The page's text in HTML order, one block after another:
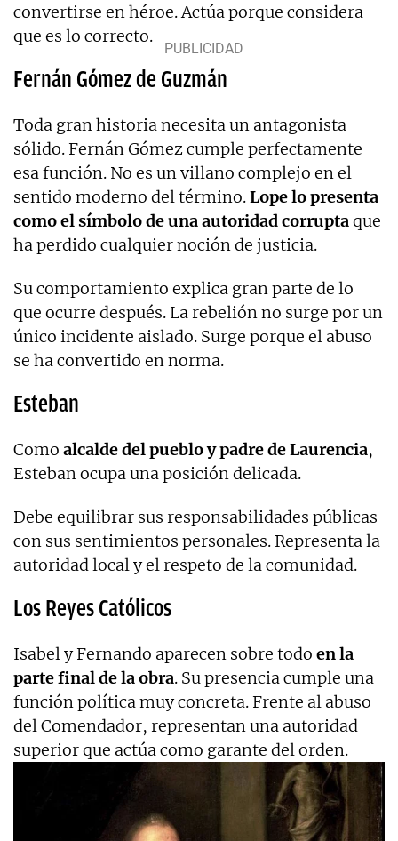
convertirse en héroe. Actúa porque considera
que es lo correcto.
Fernán Gómez de Guzmán
Toda gran historia necesita un antagonista
sólido. Fernán Gómez cumple perfectamente
esa función. No es un villano complejo en el
sentido moderno del término.Lope lo presenta
como el símbolo de una autoridad corruptaque
ha perdido cualquier noción de justicia.
Su comportamiento explica gran parte de lo
que ocurre después. La rebelión no surge por un
único incidente aislado. Surge porque el abuso
se ha convertido en norma.
Esteban
Como alcalde del pueblo y padre de Laurencia,
Esteban ocupa una posición delicada.
Debe equilibrar sus responsabilidades públicas
con sus sentimientos personales. Representa la
autoridad local y el respeto de la comunidad.
Los Reyes Católicos
Isabel y Fernando aparecen sobre todo en la
parte final de la obra. Su presencia cumple una
función política muy concreta. Frente al abuso
del Comendador, representan una autoridad
superior que actúa como garante del orden.